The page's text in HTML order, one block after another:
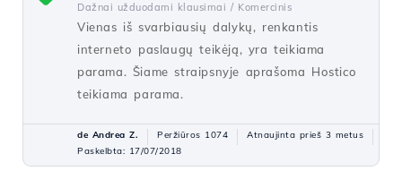
Dažnai užduodami klausimai / Komercinis
Vienas iš svarbiausių dalykų, renkantis
interneto paslaugų teikėją, yra teikiama
parama. Šiame straipsnyje aprašoma Hostico
teikiama parama.
de Andrea Z. Peržiūros 1074
Atnaujinta prieš 3 metus
Paskelbta: 17/07/2018